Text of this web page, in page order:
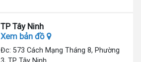
TP Tây Ninh
Xem bản đồ
Đc: 573 Cách Mạng Tháng 8, Phường
3, TP Tây Ninh